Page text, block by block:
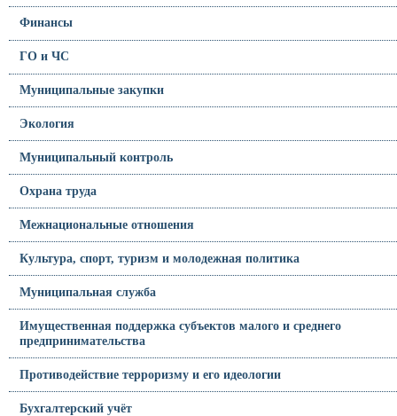
Финансы
ГО и ЧС
Муниципальные закупки
Экология
Муниципальный контроль
Охрана труда
Межнациональные отношения
Культура, спорт, туризм и молодежная политика
Муниципальная служба
Имущественная поддержка субъектов малого и среднего
предпринимательства
Противодействие терроризму и его идеологии
Бухгалтерский учёт